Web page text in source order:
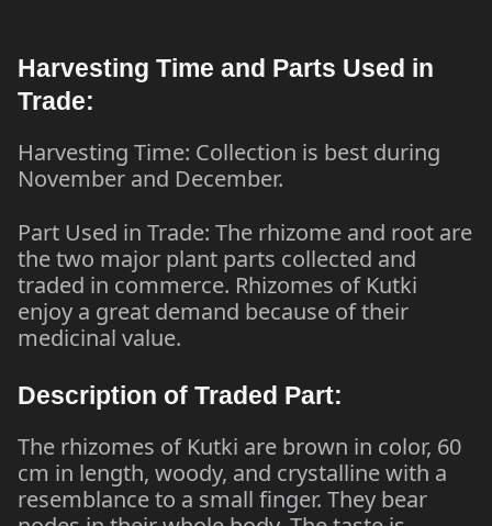
Harvesting Time and Parts Used in
Trade:
Harvesting Time: Collection is best during
November and December.
Part Used in Trade: The rhizome and root are
the two major plant parts collected and
traded in commerce. Rhizomes of Kutki
enjoy a great demand because of their
medicinal value.
Description of Traded Part:
The rhizomes of Kutki are brown in color, 60
cm in length, woody, and crystalline with a
resemblance to a small finger. They bear